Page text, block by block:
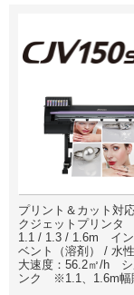
プリント＆カット対
クジェットプリンタ
1.1 / 1.3 / 1.6m イ
ベント（溶剤） / 水
大速度：56.2㎡/h シ
ンク ※1.1、1.6m幅